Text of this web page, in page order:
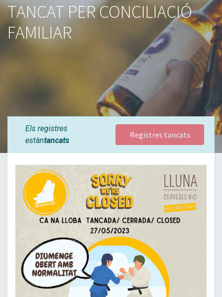
TANCAT PER CONCILIACIÓ
FAMILIAR
Els registres
estàntancats
Registres tancats